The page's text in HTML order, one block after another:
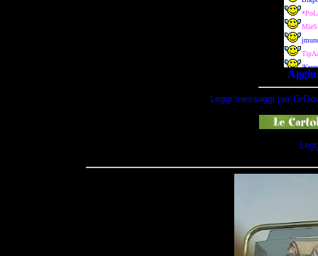
Leggi messaggi per